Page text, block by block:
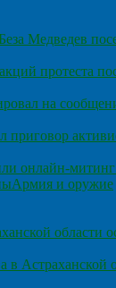
Медведев
протеста
на
приговор
онлайн-
Армия и оружие
области
в Астраханской